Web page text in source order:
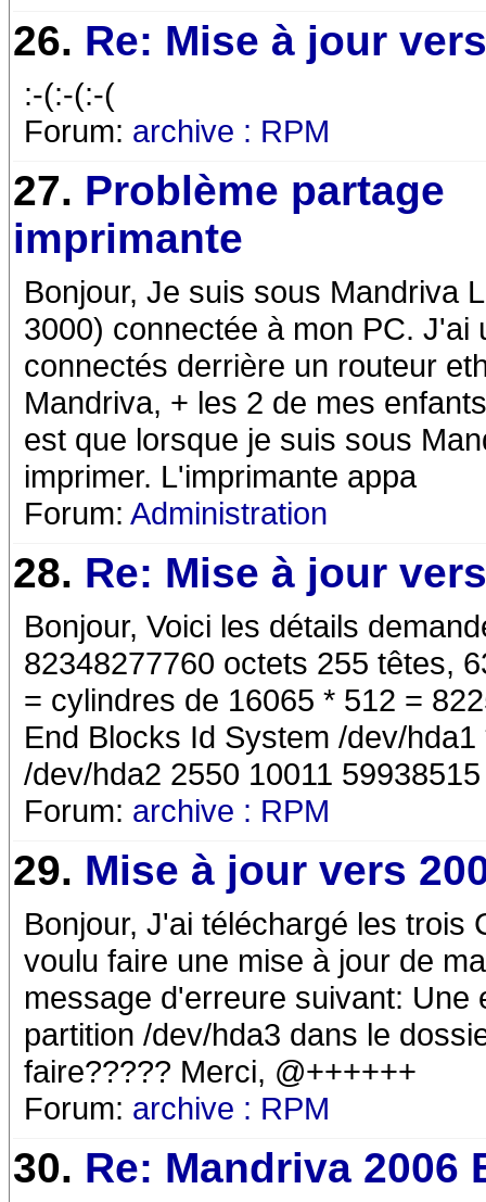
26. Re: Mise à jour
:-(:-(:-(
Forum: archive : RPM
27. Problème partage
imprimante
Bonjour, Je suis sous Mandriva
3000) connectée à mon PC.
connectés derrière un routeur
Mandriva, + les 2 de mes
est que lorsque je suis sous
imprimer. L'imprimante appa
Forum: Administration
28. Re: Mise à jour
Bonjour, Voici les détails
82348277760 octets 255 têtes,
= cylindres de 16065 * 512 =
End Blocks Id System /dev/
/dev/hda2 2550 10011
Forum: archive : RPM
29. Mise à jour vers
Bonjour, J'ai téléchargé les trois
voulu faire une mise à jour de
message d'erreure suivant:
partition /dev/hda3 dans le
faire????? Merci, @++++++
Forum: archive : RPM
30. Re: Mandriva 2006